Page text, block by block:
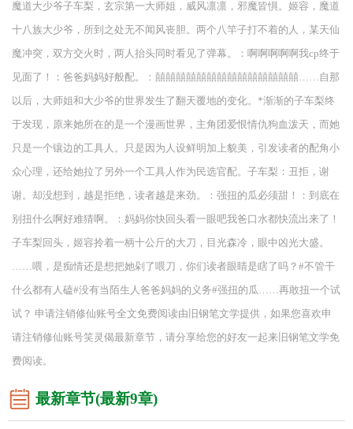
魔道大少爷子车梨，玄宗第一大师姐，威风凛凛，邪魔皆惧。姬容，魔道
十八族大少爷，所到之处无不闻风丧胆。两个八竿子打不着的人，某天仙
魔冲突，双方交火时，两人抬头同时看见了弹幕。：啊啊啊啊啊我cp终于
见面了！：爸爸妈妈好般配。：囍囍囍囍囍囍囍囍囍囍囍囍囍囍……自那
以后，大师姐和大少爷的世界发生了翻天覆地的变化。*渐渐的子车梨终
于发现，原来她所在的是一个漫画世界，主角团爱恨情仇狗血泼天，而她
只是一个镶边的工具人。只是因为人设鲜明加上貌美，引发读者的配角小
众心理，还给她拉了另外一个工具人作为民选官配。子车梨：丑拒，谢
谢。却没想到，越是拒绝，读者越是来劲。：强扭的瓜必须甜！：到底在
别扭什么啊好难猜啊。：妈妈你快回头看一眼吧我爸口水都快流出来了！
子车梨回头，姬容拎着一柄十公斤的大刀，目光森冷，眼中凶光大盛。
……喂，是痴情还是想把她剁了喂刀，你们读者眼睛是瞎了吗？#不管干
什么都有人磕#没有当陌生人爸爸妈妈的义务#强扭的瓜……再敢扭一个试
试？ 申请注销修仙账号全文免费阅读由旧钢笔文学提供，如果您喜欢申
请注销修仙账号笑灵偈最新章节，请分享给您的好友一起来旧钢笔文学免
费阅读。
最新章节(最新9章)